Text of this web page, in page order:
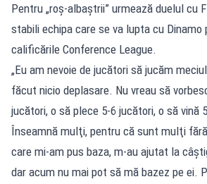
Pentru „roş-albaştrii” urmează duelul cu
stabili echipa care se va lupta cu Dinamo
calificările Conference League.
„Eu am nevoie de jucători să jucăm
făcut nicio deplasare. Nu vreau să
jucători, o să plece 5-6 jucători, o să vină
Înseamnă mulţi, pentru că sunt mulţi
care mi-am pus baza, m-au ajutat la
dar acum nu mai pot să mă bazez pe ei.